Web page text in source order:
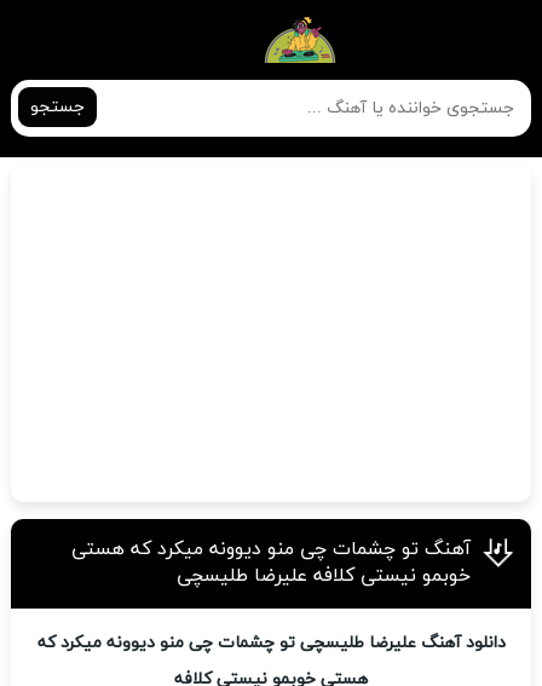
جستجو
آهنگ تو چشمات چی منو دیوونه میکرد که هستی
خوبمو نیستی کلافه علیرضا طلیسچی
دانلود آهنگ علیرضا طلیسچی تو چشمات چی منو دیوونه میکرد که
هستی خوبمو نیستی کلافه